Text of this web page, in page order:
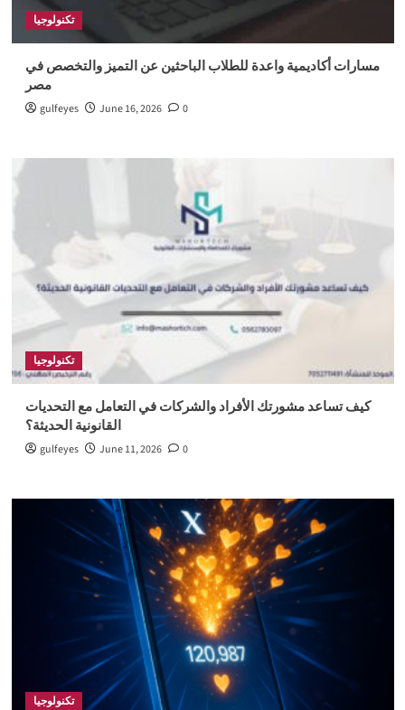
تكنولوجيا
مسارات أكاديمية واعدة للطلاب الباحثين عن التميز والتخصص في
مصر
gulfeyes June 16, 2026 0
تكنولوجيا
كيف تساعد مشورتك الأفراد والشركات في التعامل مع التحديات
القانونية الحديثة؟
gulfeyes June 11, 2026 0
تكنولوجيا